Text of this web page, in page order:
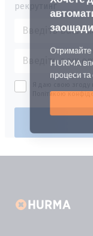
рекрутинг
Я даю свою згоду
Політикою